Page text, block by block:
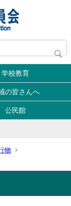
学校教育
の皆さんへ
公民館
物